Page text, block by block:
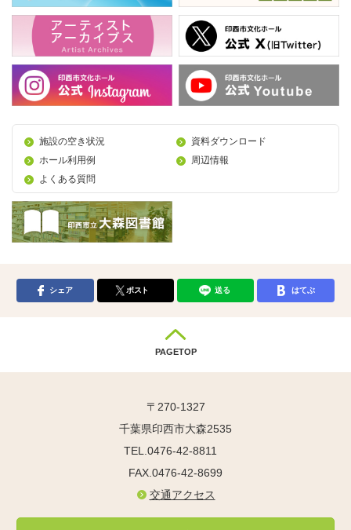
施設の空き状況
資料ダウンロード
ホール利用例
周辺情報
よくある質問
シェア ポスト 送る はてぶ
PAGETOP
〒270-1327
千葉県印西市大森2535
TEL.0476-42-8811
FAX.0476-42-8699
交通アクセス